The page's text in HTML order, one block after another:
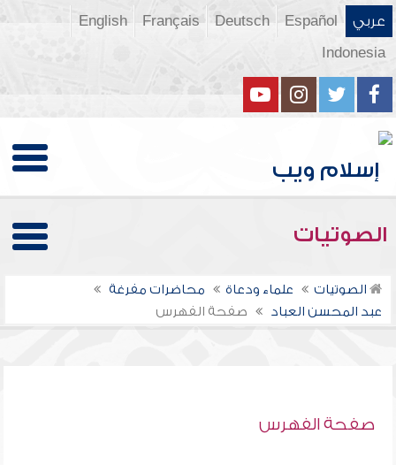
عربي Español
Deutsch
Français
English
Indonesia
الصوتيات
الصوتيات علماء ودعاة
محاضرات مفرغة
عبد المحسن العباد
صفحة الفهرس
صفحة الفهرس